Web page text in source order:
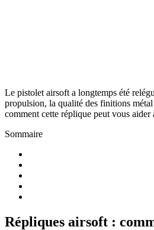
Le pistolet airsoft a longtemps été
propulsion, la qualité des finitions
comment cette réplique peut vous
Sommaire
Répliques airsoft :